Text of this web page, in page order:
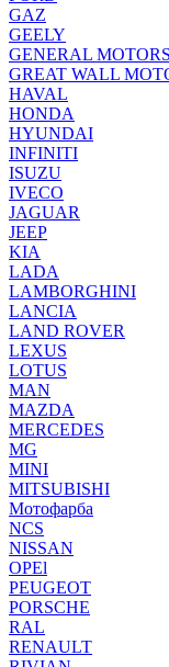
GAZ
GEELY
GENERAL MOTORS
GREAT WALL
HAVAL
HONDA
HYUNDAI
INFINITI
ISUZU
IVECO
JAGUAR
JEEP
KIA
LADA
LAMBORGHINI
LANCIA
LAND ROVER
LEXUS
LOTUS
MAN
MAZDA
MERCEDES
MG
MINI
MITSUBISHI
Мотофарба
NCS
NISSAN
OPEl
PEUGEOT
PORSCHE
RAL
RENAULT